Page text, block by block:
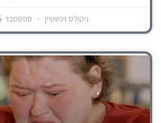
ניקולס וינשטיין ספטמבר 4, 2024